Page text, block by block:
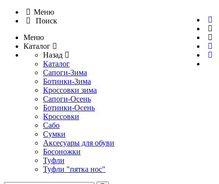
Меню
Поиск
Меню
Каталог
Назад
Каталог
Сапоги-Зима
Ботинки-Зима
Кроссовки зима
Сапоги-Осень
Ботинки-Осень
Кроссовки
Сабо
Сумки
Аксесуары для обуви
Босоножки
Туфли
Туфли "пятка нос"